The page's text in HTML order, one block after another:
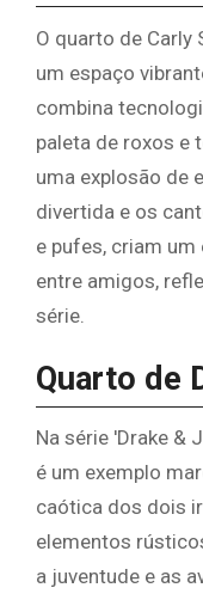
O quarto de Carly
um espaço
combina
paleta de roxos e
uma explosão de
divertida e os
e pufes, criam um
entre amigos,
série.
Quarto de
Na série 'Drake &
é um exemplo
caótica dos dois
elementos
a juventude e as